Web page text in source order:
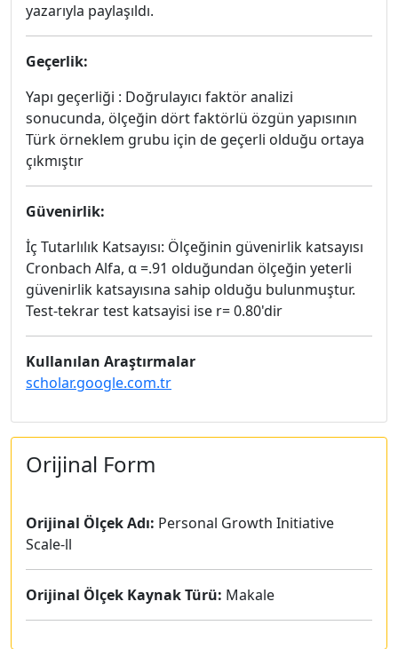
yazarıyla paylaşıldı.
Geçerlik:
Yapı geçerliği : Doğrulayıcı faktör analizi
sonucunda, ölçeğin dört faktörlü özgün yapısının
Türk örneklem grubu için de geçerli olduğu ortaya
çıkmıştır
Güvenirlik:
İç Tutarlılık Katsayısı: Ölçeğinin güvenirlik katsayısı
Cronbach Alfa, α =.91 olduğundan ölçeğin yeterli
güvenirlik katsayısına sahip olduğu bulunmuştur.
Test-tekrar test katsayisi ise r= 0.80'dir
Kullanılan Araştırmalar
scholar.google.com.tr
Orijinal Form
Orijinal Ölçek Adı: Personal Growth Initiative
Scale-ll
Orijinal Ölçek Kaynak Türü: Makale